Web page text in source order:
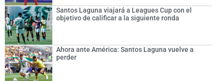
Santos Laguna viajará a Leagues Cup con el
objetivo de calificar a la siguiente ronda
Ahora ante América: Santos Laguna vuelve a
perder